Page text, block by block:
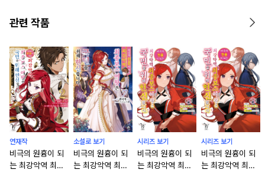
관련 작품
연재작
비극의 원흉이 되
는 최강악역 최종
소설로 보기
비극의 원흉이 되
는 최강악역 최종
시리즈 보기
비극의 원흉이 되
는 최강악역 최종
시리즈 보기
비극의 원흉이 되
는 최강악역 최종